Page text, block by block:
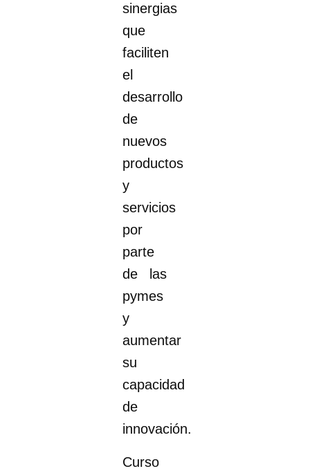
sinergias
que
faciliten
el
desarrollo
de
nuevos
productos
y
servicios
por
parte
de las
pymes
y
aumentar
su
capacidad
de
innovación.
Curso